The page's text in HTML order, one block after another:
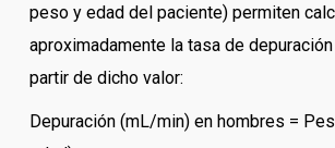
peso y edad del paciente) permiten
aproximadamente la tasa de
partir de dicho valor:
Depuración (mL/min) en hombres =